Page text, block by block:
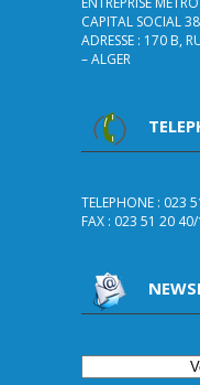
CAPITAL SOCIAL
ADRESSE : 170 B,
– ALGER
TELEPHONE : 023
FAX : 023 51 20